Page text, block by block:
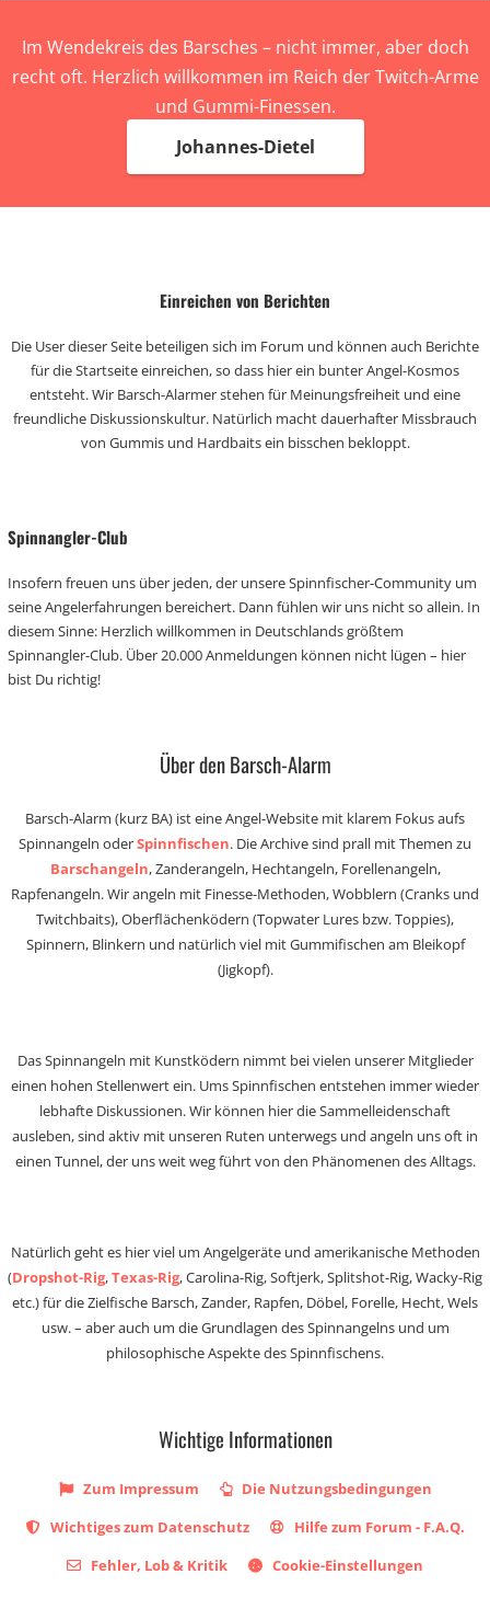
Im Wendekreis des Barsches – nicht immer, aber doch
recht oft. Herzlich willkommen im Reich der Twitch-Arme
und Gummi-Finessen.
Johannes-Dietel
Einreichen von Berichten
Die User dieser Seite beteiligen sich im Forum und können auch Berichte
für die Startseite einreichen, so dass hier ein bunter Angel-Kosmos
entsteht. Wir Barsch-Alarmer stehen für Meinungsfreiheit und eine
freundliche Diskussionskultur. Natürlich macht dauerhafter Missbrauch
von Gummis und Hardbaits ein bisschen bekloppt.
Spinnangler-Club
Insofern freuen uns über jeden, der unsere Spinnfischer-Community um
seine Angelerfahrungen bereichert. Dann fühlen wir uns nicht so allein. In
diesem Sinne: Herzlich willkommen in Deutschlands größtem
Spinnangler-Club. Über 20.000 Anmeldungen können nicht lügen – hier
bist Du richtig!
Über den Barsch-Alarm
Barsch-Alarm (kurz BA) ist eine Angel-Website mit klarem Fokus aufs
Spinnangeln oderSpinnfischen. Die Archive sind prall mit Themen zu
Barschangeln, Zanderangeln, Hechtangeln, Forellenangeln,
Rapfenangeln. Wir angeln mit Finesse-Methoden, Wobblern (Cranks und
Twitchbaits), Oberflächenködern (Topwater Lures bzw. Toppies),
Spinnern, Blinkern und natürlich viel mit Gummifischen am Bleikopf
(Jigkopf).
Das Spinnangeln mit Kunstködern nimmt bei vielen unserer Mitglieder
einen hohen Stellenwert ein. Ums Spinnfischen entstehen immer wieder
lebhafte Diskussionen. Wir können hier die Sammelleidenschaft
ausleben, sind aktiv mit unseren Ruten unterwegs und angeln uns oft in
einen Tunnel, der uns weit weg führt von den Phänomenen des Alltags.
Natürlich geht es hier viel um Angelgeräte und amerikanische Methoden
(Dropshot-Rig,Texas-Rig, Carolina-Rig, Softjerk, Splitshot-Rig, Wacky-Rig
etc.) für die Zielfische Barsch, Zander, Rapfen, Döbel, Forelle, Hecht, Wels
usw. – aber auch um die Grundlagen des Spinnangelns und um
philosophische Aspekte des Spinnfischens.
Wichtige Informationen
Zum Impressum
Die Nutzungsbedingungen
Wichtiges zum Datenschutz
Hilfe zum Forum - F.A.Q.
Fehler, Lob & Kritik
Cookie-Einstellungen